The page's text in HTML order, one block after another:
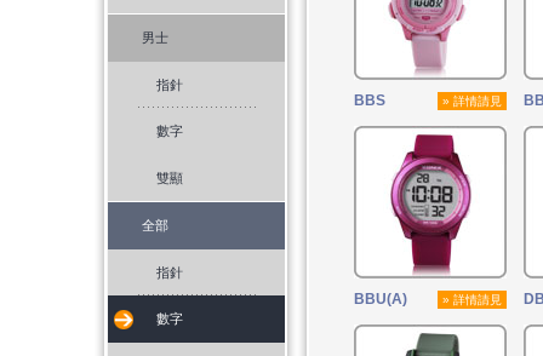
男士
指針
數字
雙顯
全部
指針
數字
BBS » 詳情請見
BBU(A) » 詳情請見